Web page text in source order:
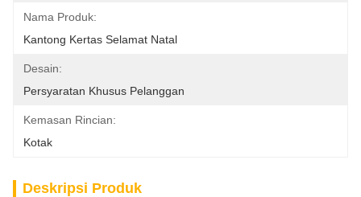
Nama Produk:
Kantong Kertas Selamat Natal
Desain:
Persyaratan Khusus Pelanggan
Kemasan Rincian:
Kotak
Deskripsi Produk